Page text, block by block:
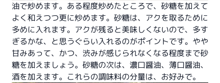
油で炒めます。ある程度炒めたところで、砂糖を加えて
よく和えつつ更に炒めます。砂糖は、アクを取るために
多めに入れます。アクが残ると美味しくないので、多す
ぎるかな、と思うぐらい入れるのがポイントです。やや
甘みあって、かつ、渋みが感じられなくなる程度まで砂
糖を加えましょう。砂糖の次は、濃口醤油、薄口醤油、
酒を加えます。これらの調味料の分量は、お好みで。